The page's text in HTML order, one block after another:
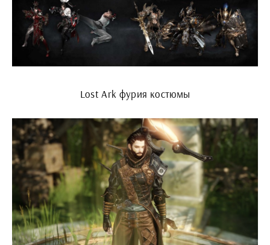
Lost Ark фурия костюмы